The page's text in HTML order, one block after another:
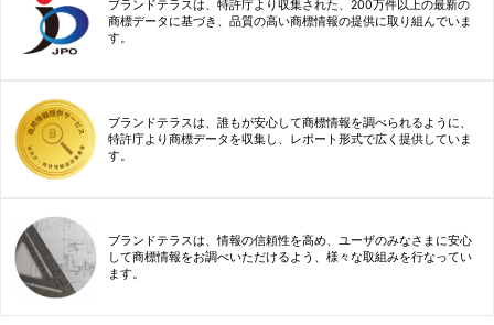
ブランドテラスは、特許庁より収集された、200万件以上の最新の
商標データに基づき、品質の高い商標情報の提供に取り組んでいま
す。
ブランドテラスは、誰もが安心して商標情報を調べられるように、
特許庁より商標データを収集し、レポート形式で広く提供していま
す。
ブランドテラスは、情報の信頼性を高め、ユーザのみなさまに安心
して商標情報をお調べいただけるよう、様々な取組みを行なってい
ます。